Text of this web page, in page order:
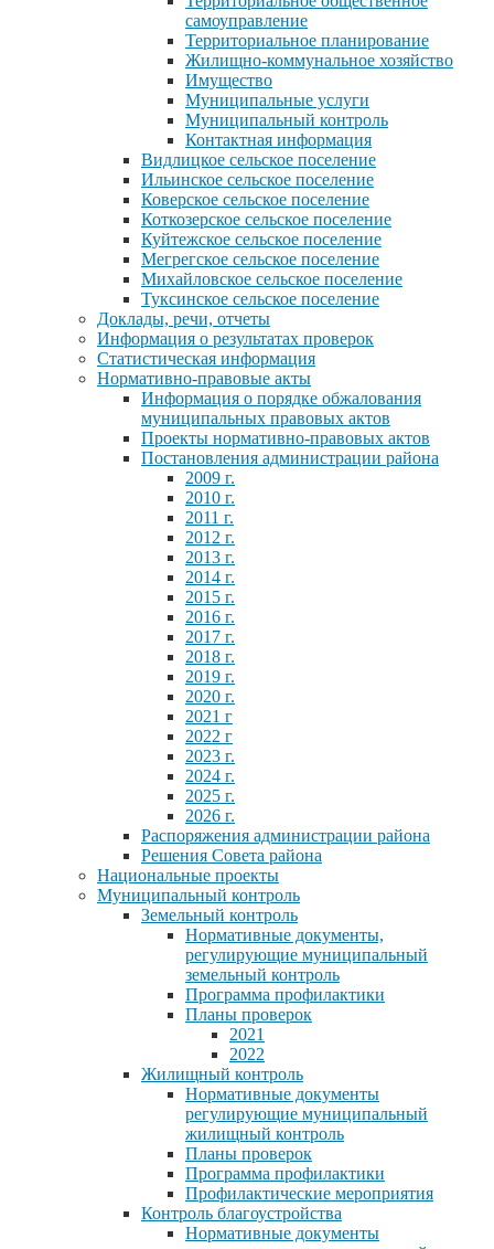
самоуправление
Территориальное планирование
Жилищно-коммунальное хозяйство
Имущество
Муниципальные услуги
Муниципальный контроль
Контактная информация
Видлицкое сельское поселение
Ильинское сельское поселение
Коверское сельское поселение
Коткозерское сельское поселение
Куйтежское сельское поселение
Мегрегское сельское поселение
Михайловское сельское поселение
Туксинское сельское поселение
Доклады, речи, отчеты
Информация о результатах проверок
Статистическая информация
Нормативно-правовые акты
Информация о порядке обжалования
муниципальных правовых актов
Проекты нормативно-правовых актов
Постановления администрации района
2009 г.
2010 г.
2011 г.
2012 г.
2013 г.
2014 г.
2015 г.
2016 г.
2017 г.
2018 г.
2019 г.
2020 г.
2021 г
2022 г
2023 г.
2024 г.
2025 г.
2026 г.
Распоряжения администрации района
Решения Совета района
Национальные проекты
Муниципальный контроль
Земельный контроль
Нормативные документы,
регулирующие муниципальный
земельный контроль
Программа профилактики
Планы проверок
2021
2022
Жилищный контроль
Нормативные документы
регулирующие муниципальный
жилищный контроль
Планы проверок
Программа профилактики
Профилактические мероприятия
Контроль благоустройства
Нормативные документы